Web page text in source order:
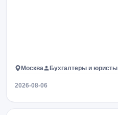
Москва Бухгалтеры и юристы
2026-08-06